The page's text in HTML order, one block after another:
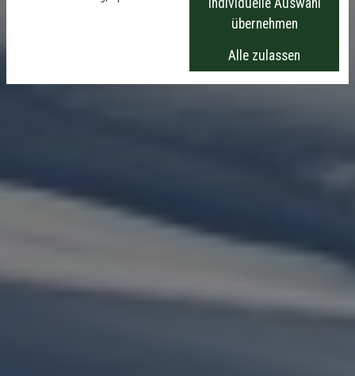
Individuelle Auswahl
übernehmen
Alle zulassen